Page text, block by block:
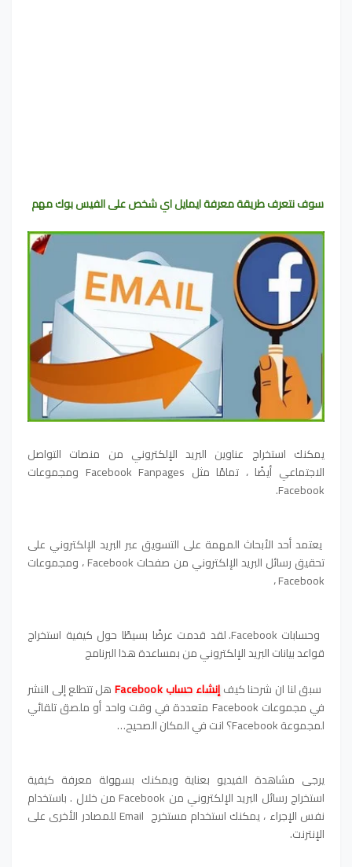
سوف نتعرف‫ ‫طريقة معرفة ايمايل اي شخص على الفيس بوك مهم
يمكنك استخراج عناوين البريد الإلكتروني من منصات التواصل
الاجتماعي أيضًا ، تمامًا مثل Facebook Fanpages ومجموعات
Facebook.
يعتمد أحد الأبحاث المهمة على التسويق عبر البريد الإلكتروني على
تحقيق رسائل البريد الإلكتروني من صفحات Facebook ، ومجموعات
Facebook ،
وحسابات Facebook. لقد قدمت عرضًا بسيطًا حول كيفية استخراج
قواعد بيانات البريد الإلكتروني من بمساعدة هذا البرنامج
سبق لنا ان شرحنا كيفإنشاء حسابFacebookهل تتطلع إلى النشر
في مجموعات Facebook متعددة في وقت واحد أو ملصق تلقائي
لمجموعة Facebook؟ انت في المكان الصحيح…
يرجى مشاهدة الفيديو بعناية ويمكنك بسهولة معرفة كيفية
استخراج رسائل البريد الإلكتروني من Facebook من خلال . باستخدام
نفس الإجراء ، يمكنك استخدام مستخرج Email للمصادر الأخرى على
الإنترنت.